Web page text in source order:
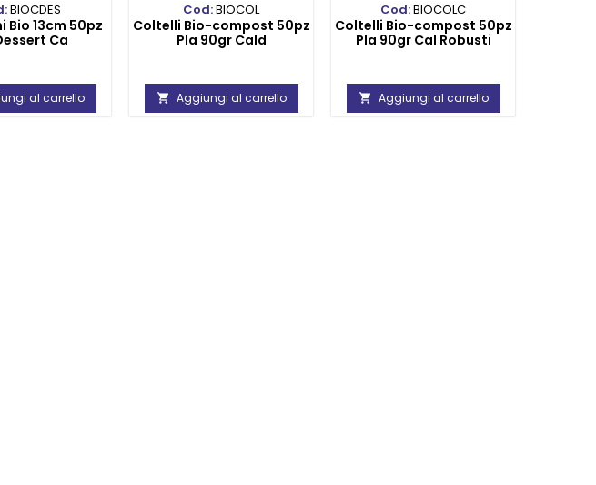
BIOCDES
Bio 13cm 50pz
Ca
al carrello
Cod:BIOCOL
Coltelli Bio-compost 50pz
Pla 90gr Cald
 Aggiungi al carrello
Cod:BIOCOLC
Coltelli Bio-compost 50pz
Pla 90gr Cal Robusti
 Aggiungi al carrello